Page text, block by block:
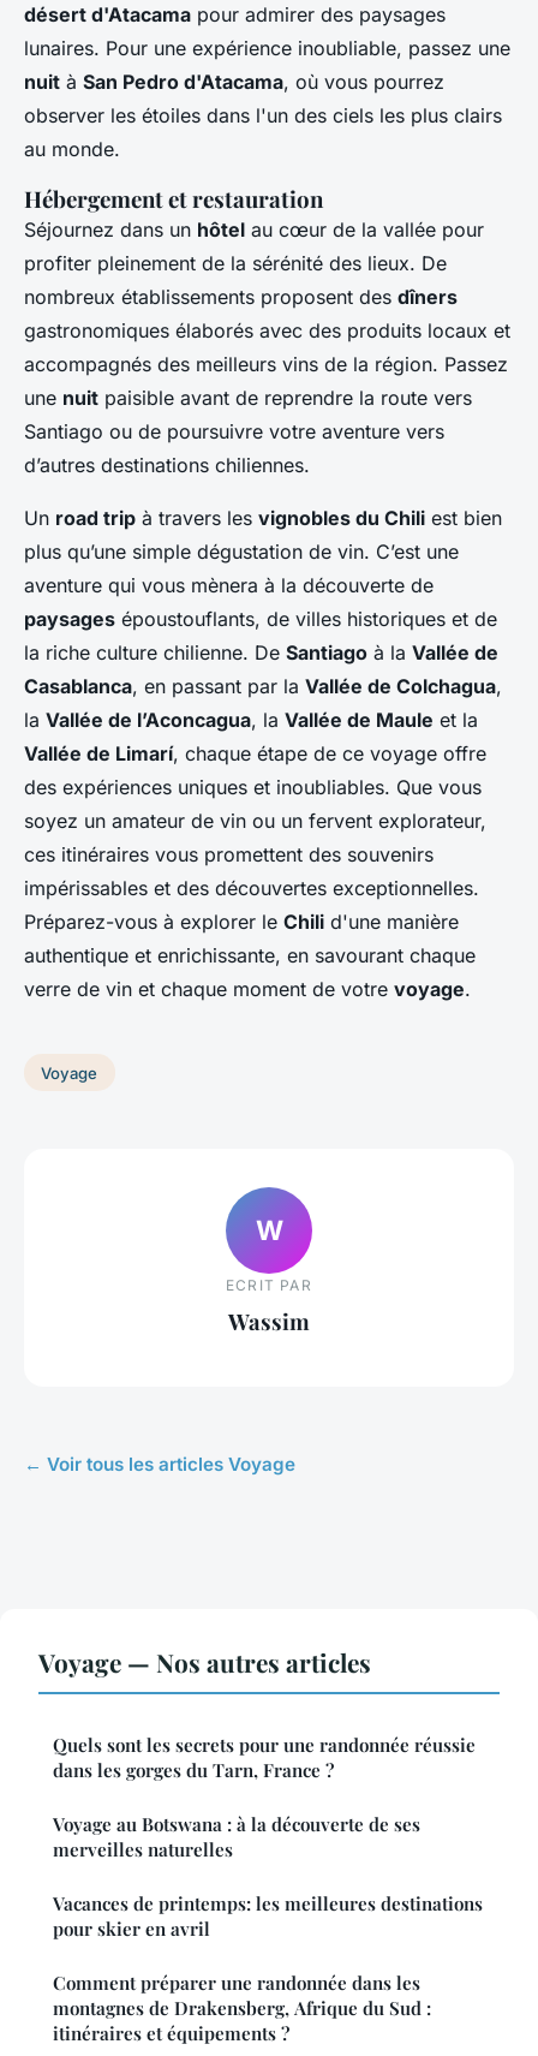
désert d'Atacama pour admirer des paysages
lunaires. Pour une expérience inoubliable, passez une
nuit à San Pedro d'Atacama, où vous pourrez
observer les étoiles dans l'un des ciels les plus clairs
au monde.
Hébergement et restauration
Séjournez dans un hôtel au cœur de la vallée pour
profiter pleinement de la sérénité des lieux. De
nombreux établissements proposent des dîners
gastronomiques élaborés avec des produits locaux et
accompagnés des meilleurs vins de la région. Passez
une nuit paisible avant de reprendre la route vers
Santiago ou de poursuivre votre aventure vers
d’autres destinations chiliennes.
Un road trip à travers les vignobles du Chili est bien
plus qu’une simple dégustation de vin. C’est une
aventure qui vous mènera à la découverte de
paysages époustouflants, de villes historiques et de
la riche culture chilienne. De Santiago à la Vallée de
Casablanca, en passant par la Vallée de Colchagua,
la Vallée de l’Aconcagua, la Vallée de Maule et la
Vallée de Limarí, chaque étape de ce voyage offre
des expériences uniques et inoubliables. Que vous
soyez un amateur de vin ou un fervent explorateur,
ces itinéraires vous promettent des souvenirs
impérissables et des découvertes exceptionnelles.
Préparez-vous à explorer le Chili d'une manière
authentique et enrichissante, en savourant chaque
verre de vin et chaque moment de votre voyage.
Voyage
W
ECRIT PAR
Wassim
← Voir tous les articles Voyage
Voyage — Nos autres articles
Quels sont les secrets pour une randonnée réussie
dans les gorges du Tarn, France ?
Voyage au Botswana : à la découverte de ses
merveilles naturelles
Vacances de printemps: les meilleures destinations
pour skier en avril
Comment préparer une randonnée dans les
montagnes de Drakensberg, Afrique du Sud :
itinéraires et équipements ?